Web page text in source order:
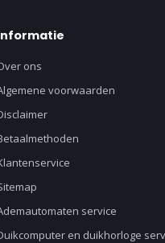
ons
voorwaarden
service
en duikhorloge